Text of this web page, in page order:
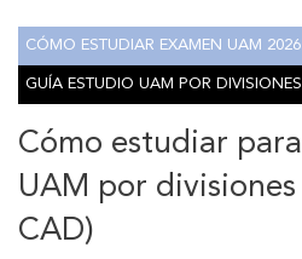
CÓMO ESTUDIAR EXAMEN UAM 2026
GUÍA ESTUDIO UAM POR DIVISIONES
Cómo estudiar
UAM por divisiones
CAD)